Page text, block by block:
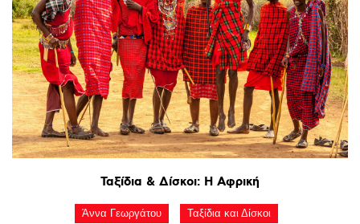
Ταξίδια & Δίσκοι: Η Αφρική
Άννα Γεωργάτου Ταξίδια και Δίσκοι